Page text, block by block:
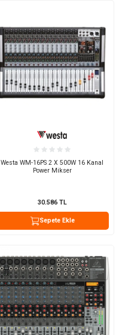
Westa WM-16PS 2 X 500W 16 Kanal
Power Mikser
30.586TL
Sepete Ekle